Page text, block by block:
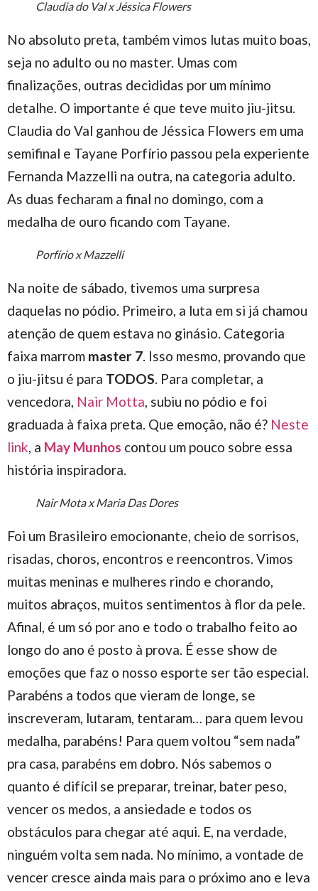
Claudia do Val x Jéssica Flowers
No absoluto preta, também vimos lutas muito boas,
seja no adulto ou no master. Umas com
finalizações, outras decididas por um mínimo
detalhe. O importante é que teve muito jiu-jitsu.
Claudia do Val ganhou de Jéssica Flowers em uma
semifinal e Tayane Porfírio passou pela experiente
Fernanda Mazzelli na outra, na categoria adulto.
As duas fecharam a final no domingo, com a
medalha de ouro ficando com Tayane.
Porfírio x Mazzelli
Na noite de sábado, tivemos uma surpresa
daquelas no pódio. Primeiro, a luta em si já chamou
atenção de quem estava no ginásio. Categoria
faixa marrom master 7. Isso mesmo, provando que
o jiu-jitsu é para TODOS. Para completar, a
vencedora, Nair Motta, subiu no pódio e foi
graduada à faixa preta. Que emoção, não é? Neste
link, a May Munhos contou um pouco sobre essa
história inspiradora.
Nair Mota x Maria Das Dores
Foi um Brasileiro emocionante, cheio de sorrisos,
risadas, choros, encontros e reencontros. Vimos
muitas meninas e mulheres rindo e chorando,
muitos abraços, muitos sentimentos à flor da pele.
Afinal, é um só por ano e todo o trabalho feito ao
longo do ano é posto à prova. É esse show de
emoções que faz o nosso esporte ser tão especial.
Parabéns a todos que vieram de longe, se
inscreveram, lutaram, tentaram… para quem levou
medalha, parabéns! Para quem voltou “sem nada”
pra casa, parabéns em dobro. Nós sabemos o
quanto é difícil se preparar, treinar, bater peso,
vencer os medos, a ansiedade e todos os
obstáculos para chegar até aqui. E, na verdade,
ninguém volta sem nada. No mínimo, a vontade de
vencer cresce ainda mais para o próximo ano e leva